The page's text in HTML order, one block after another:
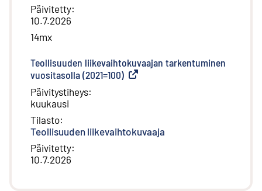
Päivitetty:
10.7.2026
14mx
Teollisuuden liikevaihtokuvaajan tarkentuminen
vuositasolla (2021=100) Ulkoinen linkki
Päivitystiheys:
kuukausi
Tilasto:
Teollisuuden liikevaihtokuvaaja
Päivitetty:
10.7.2026